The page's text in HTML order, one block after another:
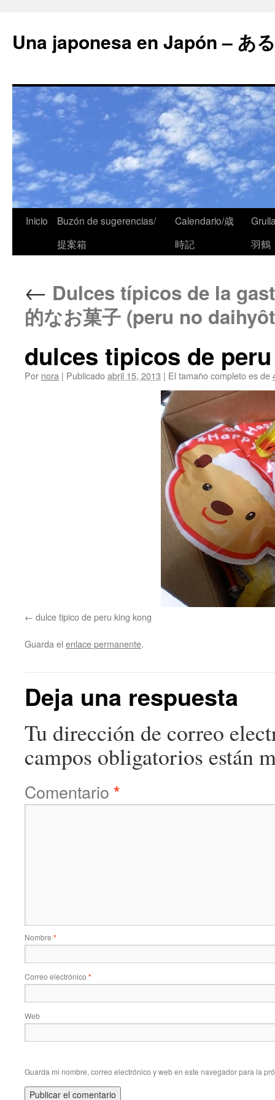
Una japonesa en Japón – あ
Inicio
Buzón de sugerencias/
提案箱
Calendario/歳
時記
羽鶴
← Dulces típicos de la
的なお菓子 (peru no
dulces tipicos de peru
Por nora | Publicadoabril 15, 2013 | El tamaño completo es de
dulce tipico de peru king kong
Guarda el enlace permanente.
Deja una respuesta
Tu dirección de correo
campos obligatorios están
Comentario *
Nombre *
Correo electrónico *
Web
Guarda mi nombre, correo electrónico y web en este navegador para la